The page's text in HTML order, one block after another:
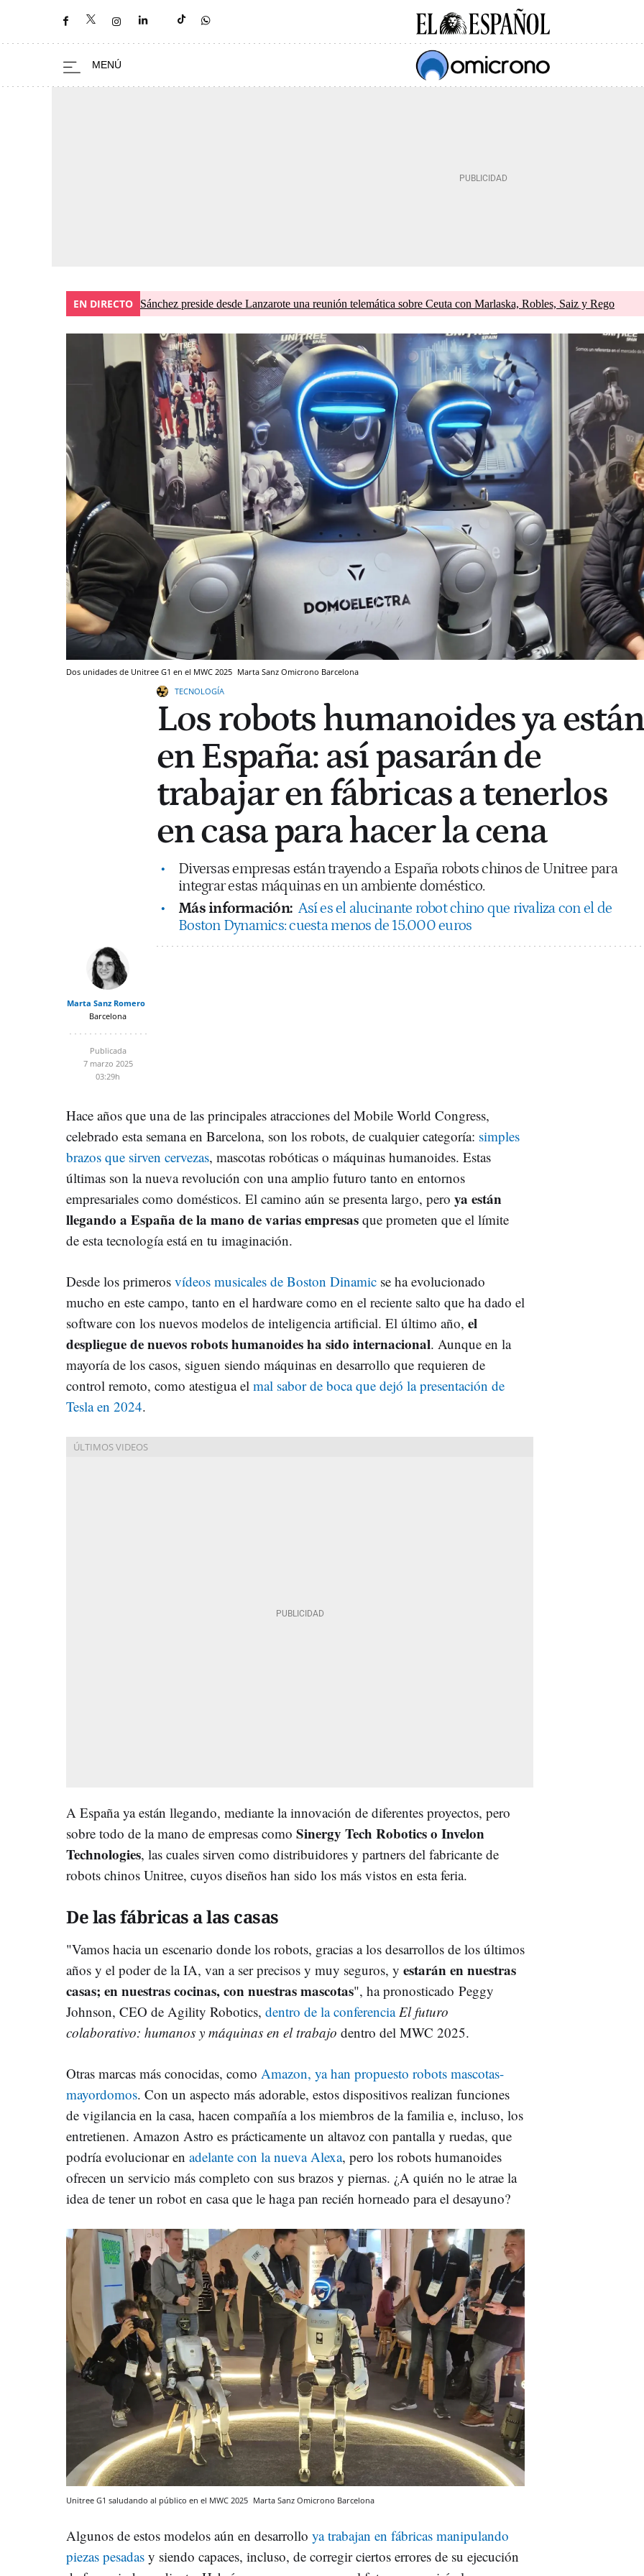
EN DIRECTO Sánchez preside desde Lanzarote una reunión telemática sobre Ceuta con Marlaska, Robles, Saiz y Rego
Dos unidades de Unitree G1 en el MWC 2025 Marta Sanz Omicrono Barcelona
TECNOLOGÍA
Los robots humanoides ya están
en España: así pasarán de
trabajar en fábricas a tenerlos
en casa para hacer la cena
Diversas empresas están trayendo a España robots chinos de Unitree para
integrar estas máquinas en un ambiente doméstico.
Más información: Así es el alucinante robot chino que rivaliza con el de
Boston Dynamics: cuesta menos de 15.000 euros
Marta Sanz Romero
Barcelona
Publicada
7 marzo 2025
03:29h
Hace años que una de las principales atracciones del Mobile World Congress,
celebrado esta semana en Barcelona, son los robots, de cualquier categoría: simples
brazos que sirven cervezas, mascotas robóticas o máquinas humanoides. Estas
últimas son la nueva revolución con una amplio futuro tanto en entornos
empresariales como domésticos. El camino aún se presenta largo, pero ya están
llegando a España de la mano de varias empresas que prometen que el límite
de esta tecnología está en tu imaginación.
Desde los primeros vídeos musicales de Boston Dinamic se ha evolucionado
mucho en este campo, tanto en el hardware como en el reciente salto que ha dado el
software con los nuevos modelos de inteligencia artificial. El último año, el
despliegue de nuevos robots humanoides ha sido internacional. Aunque en la
mayoría de los casos, siguen siendo máquinas en desarrollo que requieren de
control remoto, como atestigua el mal sabor de boca que dejó la presentación de
Tesla en 2024.
A España ya están llegando, mediante la innovación de diferentes proyectos, pero
sobre todo de la mano de empresas como Sinergy Tech Robotics o Invelon
Technologies, las cuales sirven como distribuidores y partners del fabricante de
robots chinos Unitree, cuyos diseños han sido los más vistos en esta feria.
De las fábricas a las casas
"Vamos hacia un escenario donde los robots, gracias a los desarrollos de los últimos
años y el poder de la IA, van a ser precisos y muy seguros, y estarán en nuestras
casas; en nuestras cocinas, con nuestras mascotas", ha pronosticado Peggy
Johnson, CEO de Agility Robotics, dentro de la conferencia El futuro
colaborativo: humanos y máquinas en el trabajo dentro del MWC 2025.
Otras marcas más conocidas, como Amazon, ya han propuesto robots mascotas-
mayordomos. Con un aspecto más adorable, estos dispositivos realizan funciones
de vigilancia en la casa, hacen compañía a los miembros de la familia e, incluso, los
entretienen. Amazon Astro es prácticamente un altavoz con pantalla y ruedas, que
podría evolucionar en adelante con la nueva Alexa, pero los robots humanoides
ofrecen un servicio más completo con sus brazos y piernas. ¿A quién no le atrae la
idea de tener un robot en casa que le haga pan recién horneado para el desayuno?
Unitree G1 saludando al público en el MWC 2025 Marta Sanz Omicrono Barcelona
Algunos de estos modelos aún en desarrollo ya trabajan en fábricas manipulando
piezas pesadas y siendo capaces, incluso, de corregir ciertos errores de su ejecución